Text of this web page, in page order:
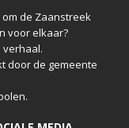
de Zaanstreek
voor elkaar?
verhaal.
door de gemeente